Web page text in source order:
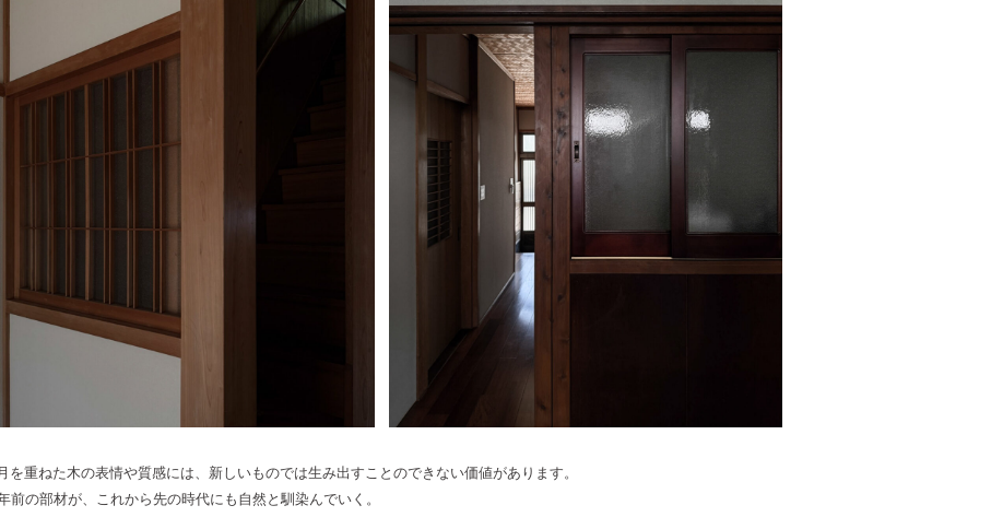
を重ねた木の表情や質感には、新しいものでは生み出すことのできない価値があります。
前の部材が、これから先の時代にも自然と馴染んでいく。